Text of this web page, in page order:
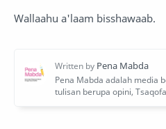
Wallaahu a'laam bisshawaab.